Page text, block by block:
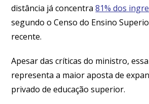
distância já concentra81% dos
segundo o Censo do Ensino
recente.
Apesar das críticas do ministro,
representa a maior aposta de
privado de educação superior.